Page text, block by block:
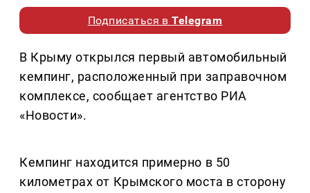
Подписаться вTelegram
В Крыму открылся первый автомобильный
кемпинг, расположенный при заправочном
комплексе, сообщает агентство РИА
«Новости».
Кемпинг находится примерно в 50
километрах от Крымского моста в сторону